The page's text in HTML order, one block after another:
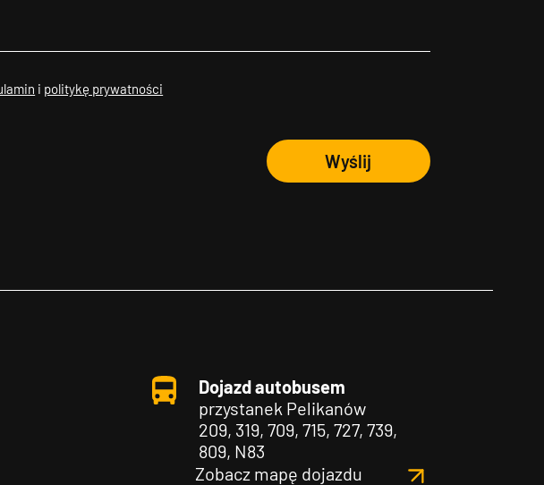
i politykę prywatności
Wyślij
Dojazd autobusem
przystanek Pelikanów
209, 319, 709, 715, 727, 739,
809, N83
Zobacz mapę dojazdu